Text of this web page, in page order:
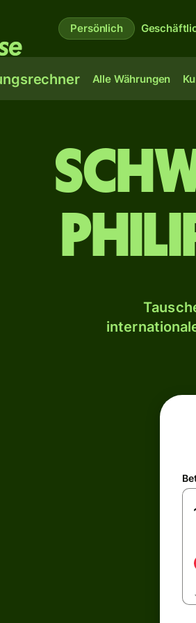
Persönlich
Alle Währungen